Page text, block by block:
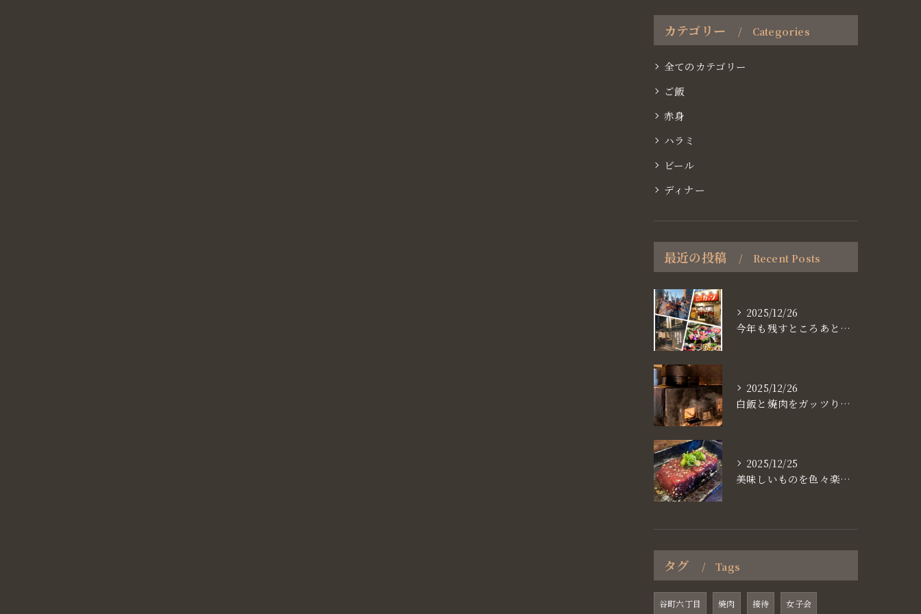
カテゴリー Categories
全てのカテゴリー
ご飯
赤身
ハラミ
ビール
ディナー
最近の投稿 Recent Posts
2025/12/26
今年も残すところあと、6日。
2025/12/26
白飯と焼肉をガッツり食べたいなら
2025/12/25
美味しいものを色々楽しめるのが #お店で焼肉
タグ Tags
谷町六丁目 焼肉 接待 女子会